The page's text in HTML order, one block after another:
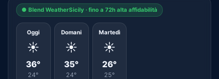
● Blend WeatherSicily · fino a 72h alta affidabilità
Oggi
☀️
36°
24°
Domani
☀️
35°
24°
Martedì
☀️
26°
25°